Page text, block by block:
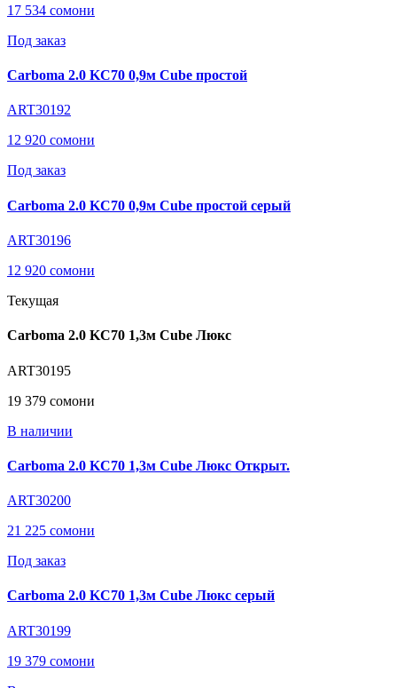
17 534 сомони
Под заказ
Carboma 2.0 KC70 0,9м Cube простой
ART30192
12 920 сомони
Под заказ
Carboma 2.0 KC70 0,9м Cube простой серый
ART30196
12 920 сомони
Текущая
Carboma 2.0 KC70 1,3м Cube Люкс
ART30195
19 379 сомони
В наличии
Carboma 2.0 KC70 1,3м Cube Люкс Открыт.
ART30200
21 225 сомони
Под заказ
Carboma 2.0 KC70 1,3м Cube Люкс серый
ART30199
19 379 сомони